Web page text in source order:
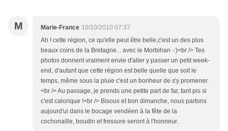
M Marie-France 10/10/2010 07:37
Ah ! cette région, ce qu'elle peut être belle,c'est un des plus
beaux coins de la Bretagne... avec le Morbihan -:)<br /> Tes
photos donnent vraiment envie d'aller y passer un petit week-
end, d'autant que cette région est belle quelle que soit le
temps, même sous la pluie c'est un bonheur de s'y promener.
<br /> Au passage, je prends une petite part de far, tant pis si
c'est calorique !<br /> Bisous et bon dimanche, nous partons
aujourd'ui dans le bocage vendéen à la fête de la
cochonaille, boudin et fressure seront à l'honneur.